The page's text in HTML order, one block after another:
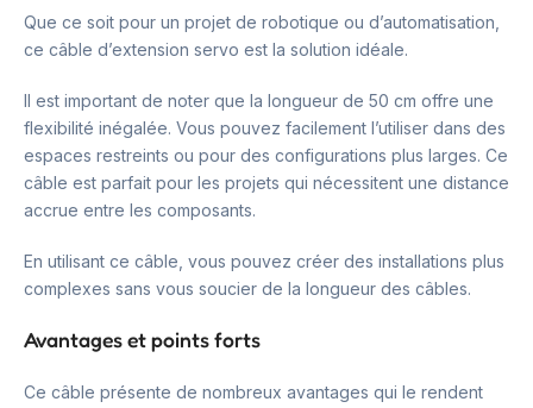
Que ce soit pour un projet de robotique ou d’automatisation,
ce câble d’extension servo est la solution idéale.
Il est important de noter que la longueur de 50 cm offre une
flexibilité inégalée. Vous pouvez facilement l’utiliser dans des
espaces restreints ou pour des configurations plus larges. Ce
câble est parfait pour les projets qui nécessitent une distance
accrue entre les composants.
En utilisant ce câble, vous pouvez créer des installations plus
complexes sans vous soucier de la longueur des câbles.
Avantages et points forts
Ce câble présente de nombreux avantages qui le rendent